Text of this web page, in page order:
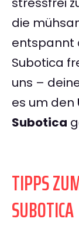
die
entspannt
Subotica
uns –
es um den
Subotica
TIPPS
SUBOTICA